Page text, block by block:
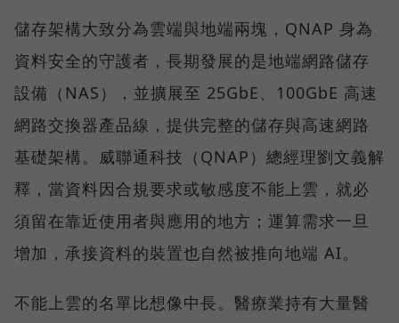
儲存架構大致分為雲端與地端兩塊，QNAP 身為
資料安全的守護者，長期發展的是地端網路儲存
設備（NAS），並擴展至 25GbE、100GbE 高速
網路交換器產品線，提供完整的儲存與高速網路
基礎架構。威聯通科技（QNAP）總經理劉文義解
釋，當資料因合規要求或敏感度不能上雲，就必
須留在靠近使用者與應用的地方；運算需求一旦
增加，承接資料的裝置也自然被推向地端 AI。
不能上雲的名單比想像中長。醫療業持有大量醫